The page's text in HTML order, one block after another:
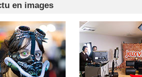
en images